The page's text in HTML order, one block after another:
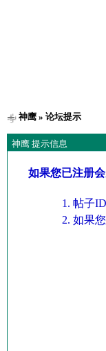
神鹰» 论坛提示
神鹰 提示信息
如果您已注册
帖子
如果